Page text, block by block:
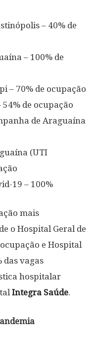
– 40% de
– 100% de
– 70% de ocupação
de ocupação
de Araguaína
(UTI
19 – 100%
mais
o Hospital Geral de
e Hospital
das vagas
hospitalar
Integra Saúde.